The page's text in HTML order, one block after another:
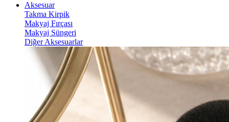
Aksesuar
Takma Kirpik
Makyaj Fırçası
Makyaj Süngeri
Diğer Aksesuarlar